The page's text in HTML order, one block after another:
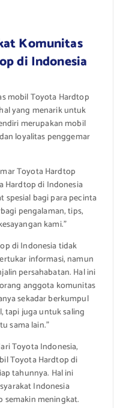
Komunitas
di Indonesia
mobil Toyota Hardtop
yang menarik untuk
merupakan mobil
loyalitas penggemar
Toyota Hardtop
Hardtop di Indonesia
spesial bagi para pecinta
pengalaman, tips,
kami.”
di Indonesia tidak
informasi, namun
persahabatan. Hal ini
anggota komunitas
sekadar berkumpul
tapi juga untuk saling
sama lain.”
Toyota Indonesia,
Toyota Hardtop di
tahunnya. Hal ini
Indonesia
semakin meningkat.